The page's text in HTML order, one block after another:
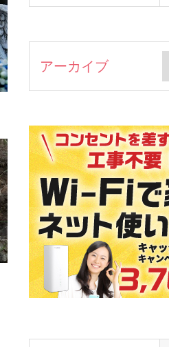
アーカイブ